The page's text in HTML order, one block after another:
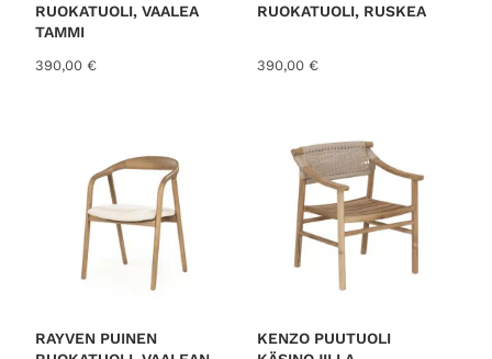
RUOKATUOLI, VAALEA
TAMMI
390,00 €
RUOKATUOLI, RUSKEA
390,00 €
RAYVEN PUINEN
KENZO PUUTUOLI